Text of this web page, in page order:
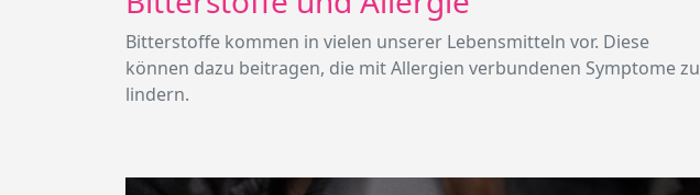
Bitterstoffe kommen in vielen unserer Lebensmitteln vor. Diese
können dazu beitragen, die mit Allergien verbundenen Symptome zu
lindern.